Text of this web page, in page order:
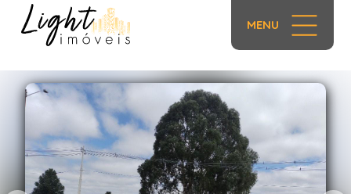
MENU